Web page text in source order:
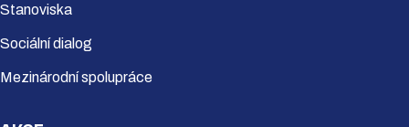
Stanoviska
Sociální dialog
Mezinárodní spolupráce